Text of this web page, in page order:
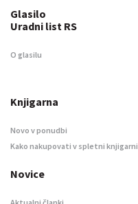
Glasilo
Uradni list RS
O glasilu
Knjigarna
Novo v ponudbi
Kako nakupovati v spletni knjigarni
Novice